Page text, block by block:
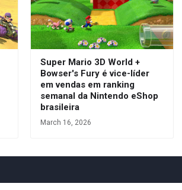
Super Mario 3D World +
Bowser's Fury é vice-líder
em vendas em ranking
semanal da Nintendo eShop
brasileira
March 16, 2026